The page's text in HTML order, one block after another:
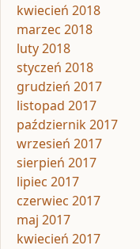
kwiecień 2018
marzec 2018
luty 2018
styczeń 2018
grudzień 2017
listopad 2017
październik 2017
wrzesień 2017
sierpień 2017
lipiec 2017
czerwiec 2017
maj 2017
kwiecień 2017